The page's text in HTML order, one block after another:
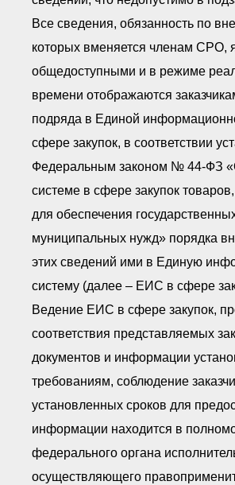
Все сведения, обязанность по
которых вменяется членам СРО,
общедоступными и в режиме
времени отображаются
подряда в Единой
сфере закупок, в соответствии
Федеральным законом № 44-ФЗ
системе в сфере закупок товаров,
для обеспечения
муниципальных нужд» порядка
этих сведений ими в Единую
систему (далее – ЕИС в сфере
Ведение ЕИС в сфере закупок,
соответствия представляемых
документов и информации
требованиям, соблюдение
установленных сроков для
информации находится в
федерального органа
осуществляющего